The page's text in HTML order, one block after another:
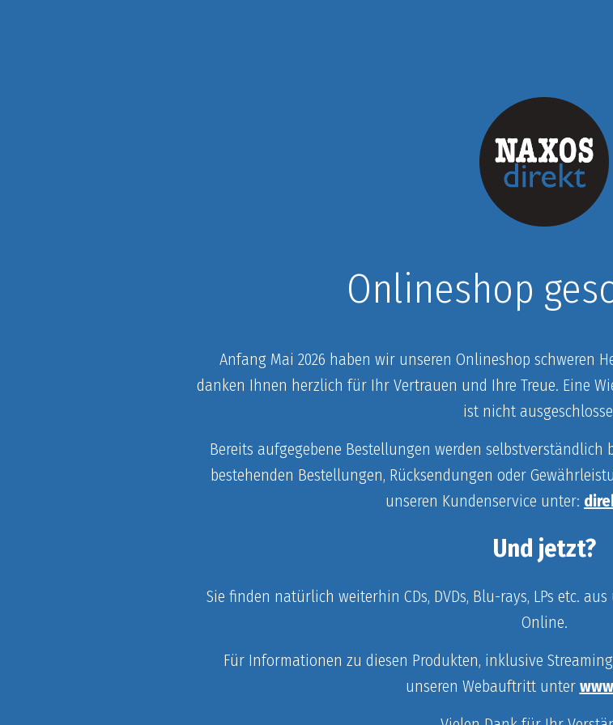
Onlineshop
Anfang Mai 2026 haben wir unseren Onlineshop schweren
danken Ihnen herzlich für Ihr Vertrauen und Ihre Treue. Eine
ist nicht
Bereits aufgegebene Bestellungen werden selbstverständlich
bestehenden Bestellungen, Rücksendungen oder
unseren Kundenservice unter:
Und jetzt?
Sie finden natürlich weiterhin CDs, DVDs, Blu-rays, LPs etc.
Online.
Für Informationen zu diesen Produkten, inklusive
unseren Webauftritt unter